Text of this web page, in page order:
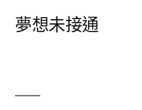
夢想未接通